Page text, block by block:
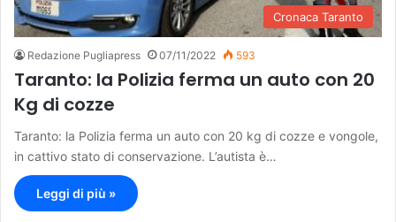
Cronaca Taranto
Redazione Pugliapress 07/11/2022 593
Taranto: la Polizia ferma un auto con 20
Kg di cozze
Taranto: la Polizia ferma un auto con 20 kg di cozze e vongole,
in cattivo stato di conservazione. L’autista è…
Leggi di più »